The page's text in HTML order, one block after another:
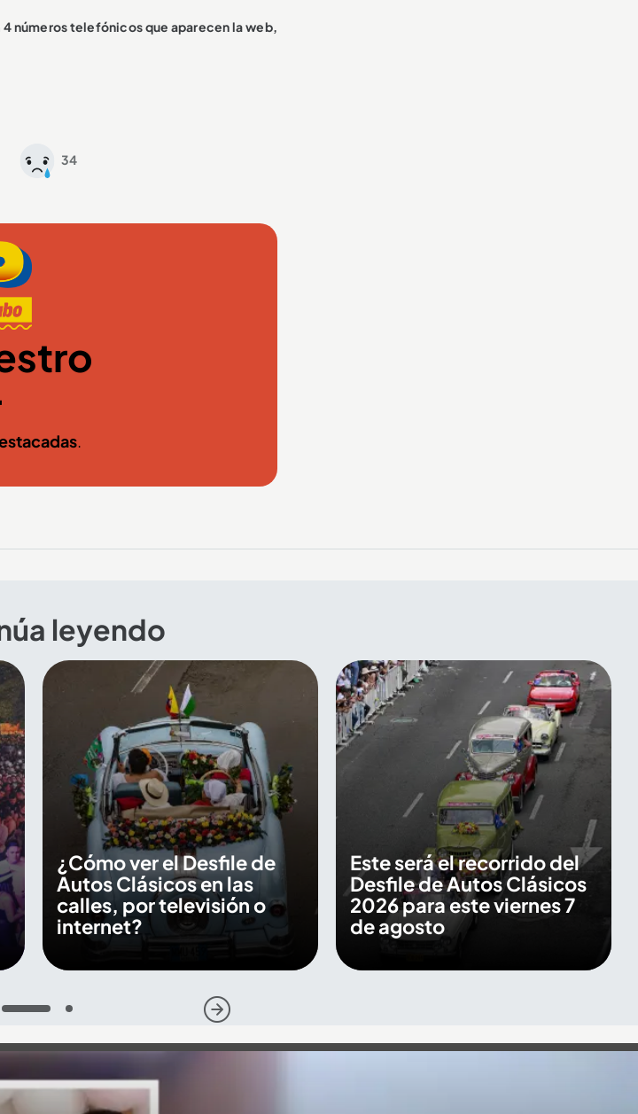
4 números telefónicos que aparecen la web,
34
.
leyendo
¿Cómo ver el Desfile de
Autos Clásicos en las
calles, por televisión o
internet?
Este será el recorrido del
Desfile de Autos Clásicos
2026 para este viernes 7
de agosto
1 2